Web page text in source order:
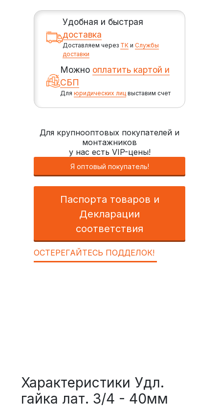
Удобная и быстрая
доставка
Доставляем через ТК иСлужбы
доставки
Можно оплатить картой и
СБП
Дляюридических лиц выставим счет
Для крупнооптовых покупателей и
монтажников
у нас есть VIP-цены!
Я оптовый покупатель!
Паспорта товаров и
Декларации
соответствия
ОСТЕРЕГАЙТЕСЬ ПОДДЕЛОК!
Характеристики Удл.
гайка лат. 3/4 - 40мм